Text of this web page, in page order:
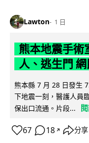
Lawton 1 日
熊本地震手術
人、逃生門
熊本縣 7 月 28 日發生
下地震一刻，醫護人員
保出口流通。片段...
67 18 ↗ 分享